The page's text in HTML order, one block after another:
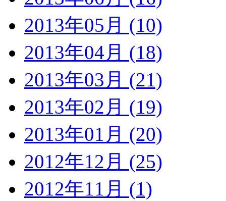
2013年05月 (10)
2013年04月 (18)
2013年03月 (21)
2013年02月 (19)
2013年01月 (20)
2012年12月 (25)
2012年11月 (1)